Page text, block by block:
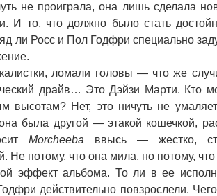
не проиграла, она лишь сделала
И то, что должно было стать
ли Росс и Пол Годфри специально
ломали головы — что же
драйв… Это Дэйзи Марти. Кто
высотам? Нет, это ничуть не
была другой — этакой кошечкой,
Morcheeba ввысь — жестко,
Не потому, что она мила, но потому,
альбома. То ли в ее
действительно повзрослели.